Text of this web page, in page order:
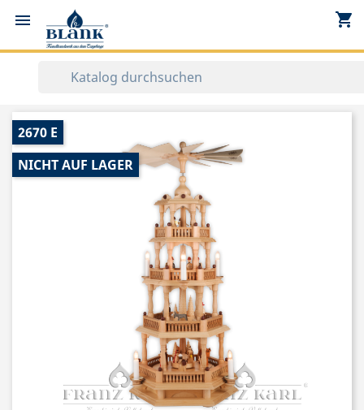
 shopping_cart
2670 E
NICHT AUF LAGER